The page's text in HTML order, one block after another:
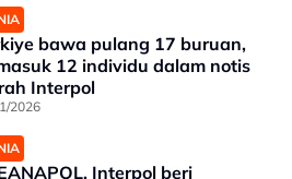
bawa pulang 17 buruan,
12 individu dalam notis
Interpol
2026
Interpol beri